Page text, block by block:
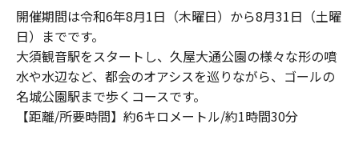
開催期間は令和6年8月1日（木曜日）から8月31日（土曜
日）までです。
大須観音駅をスタートし、久屋大通公園の様々な形の噴
水や水辺など、都会のオアシスを巡りながら、ゴールの
名城公園駅まで歩くコースです。
【距離/所要時間】約6キロメートル/約1時間30分